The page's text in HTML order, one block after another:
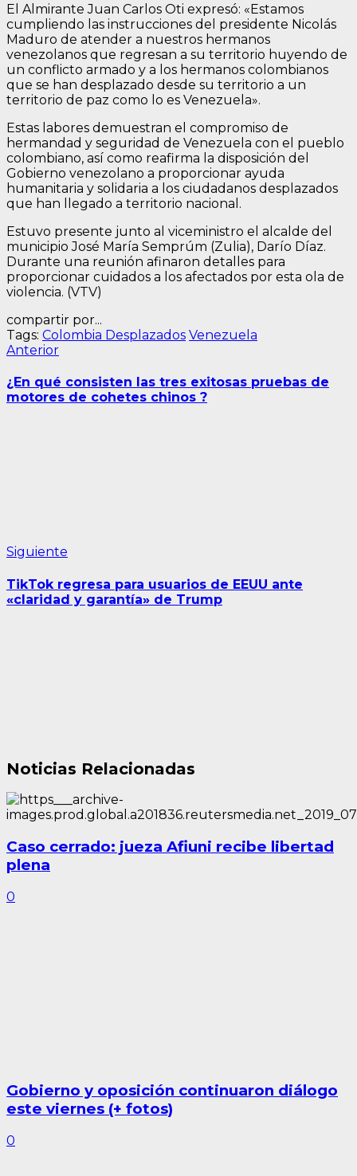
El Almirante Juan Carlos Oti expresó: «Estamos
cumpliendo las instrucciones del presidente Nicolás
Maduro de atender a nuestros hermanos
venezolanos que regresan a su territorio huyendo de
un conflicto armado y a los hermanos colombianos
que se han desplazado desde su territorio a un
territorio de paz como lo es Venezuela».
Estas labores demuestran el compromiso de
hermandad y seguridad de Venezuela con el pueblo
colombiano, así como reafirma la disposición del
Gobierno venezolano a proporcionar ayuda
humanitaria y solidaria a los ciudadanos desplazados
que han llegado a territorio nacional.
Estuvo presente junto al viceministro el alcalde del
municipio José María Semprúm (Zulia), Darío Díaz.
Durante una reunión afinaron detalles para
proporcionar cuidados a los afectados por esta ola de
violencia. (VTV)
compartir por...
Tags: Colombia Desplazados Venezuela
Navegación
de
entradas
AnteriorEntrada
¿En qué consisten las tres exitosas pruebas de
motores de cohetes chinos ?
Siguiente
TikTok regresa para usuarios de EEUU ante
«claridad y garantía» de Trump
Noticias Relacionadas
Caso cerrado: jueza Afiuni recibe libertad
plena
0
Gobierno y oposición continuaron diálogo
este viernes (+ fotos)
0